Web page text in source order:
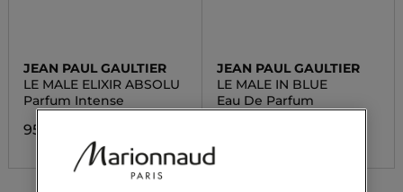
JEAN PAUL GAULTIER
LE MALE ELIXIR ABSOLU
Parfum Intense
95,13 €
JEAN PAUL GAULTIER
LE MALE IN BLUE
Eau De Parfum